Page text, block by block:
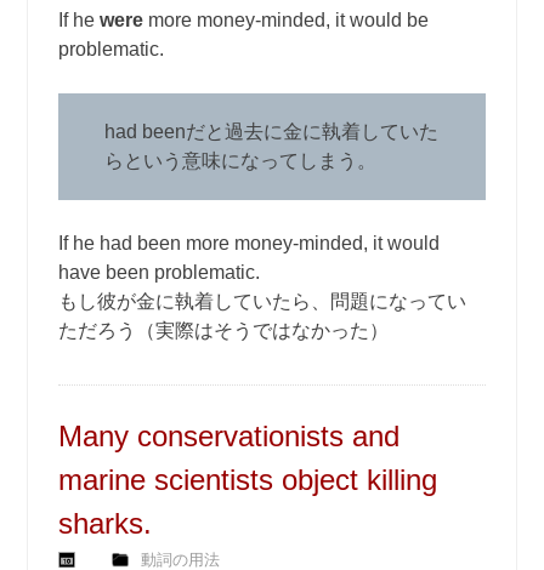
If hewere more money-minded, it would be
problematic.
had beenだと過去に金に執着していた
らという意味になってしまう。
If he had been more money-minded, it would
have been problematic.
もし彼が金に執着していたら、問題になってい
ただろう（実際はそうではなかった）
Many conservationists and
marine scientists object killing
sharks.
動詞の用法